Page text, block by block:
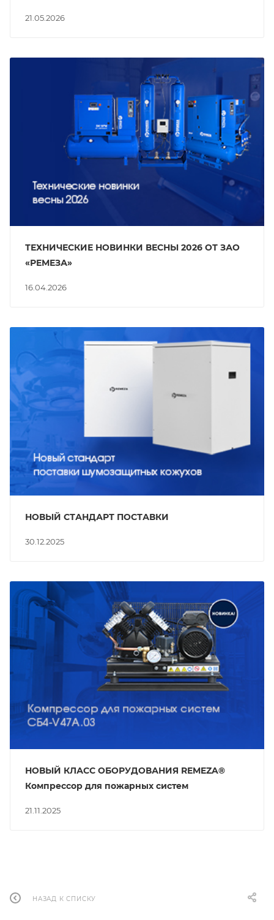
21.05.2026
16.04.2026
ТЕХНИЧЕСКИЕ НОВИНКИ ВЕСНЫ 2026 ОТ ЗАО
«РЕМЕЗА»
30.12.2025
НОВЫЙ СТАНДАРТ ПОСТАВКИ
21.11.2025
НОВЫЙ КЛАСС ОБОРУДОВАНИЯ REMEZA®
Компрессор для пожарных систем
НАЗАД К СПИСКУ